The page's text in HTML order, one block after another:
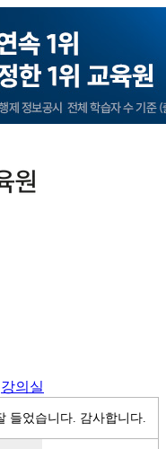
강의실
들었습니다. 감사합니다.